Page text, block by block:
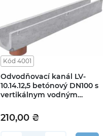
Kód 4001
Odvodňovací kanál LV-
10.14.12,5 betónový DN100 s
vertikálnym vodným
210,00 ₴